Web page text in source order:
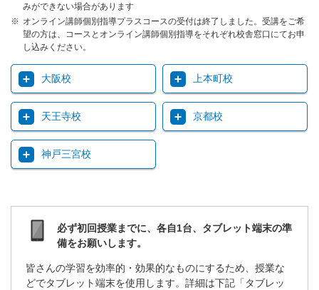
みができない場合があります
オンライン講師個別指導プラスコースの受付は終了しました。受講をご希
望の方は、コースとオンライン講師個別指導をそれぞれ校舎窓口にてお申
し込みください。
大阪校 上本町校
天王寺校 京都校
神戸三宮校
必ず初回授業までに、各自1台、タブレット端末の準
備をお願いします。
皆さんの学習を効率的・効果的なものにするため、授業な
どでタブレット端末を使用します。詳細は下記「タブレッ